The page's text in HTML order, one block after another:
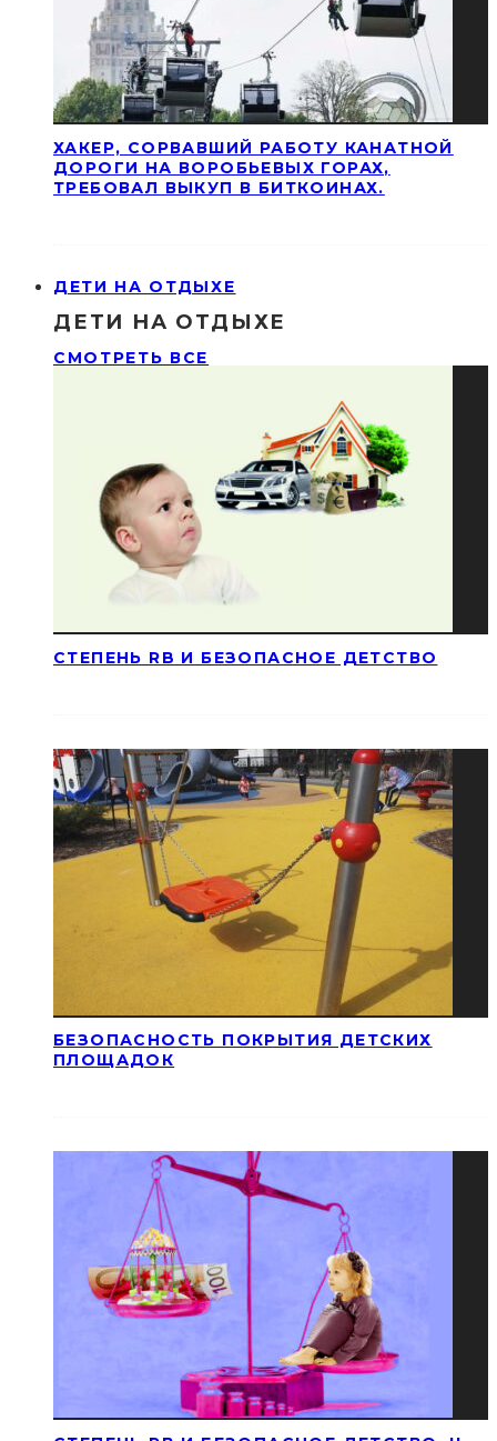
ХАКЕР, СОРВАВШИЙ РАБОТУ КАНАТНОЙ
ДОРОГИ НА ВОРОБЬЕВЫХ ГОРАХ,
ТРЕБОВАЛ ВЫКУП В БИТКОИНАХ.
ДЕТИ НА ОТДЫХЕ
ДЕТИ НА ОТДЫХЕ
СМОТРЕТЬ ВСЕ
СТЕПЕНЬ RB И БЕЗОПАСНОЕ ДЕТСТВО
БЕЗОПАСНОСТЬ ПОКРЫТИЯ ДЕТСКИХ
ПЛОЩАДОК